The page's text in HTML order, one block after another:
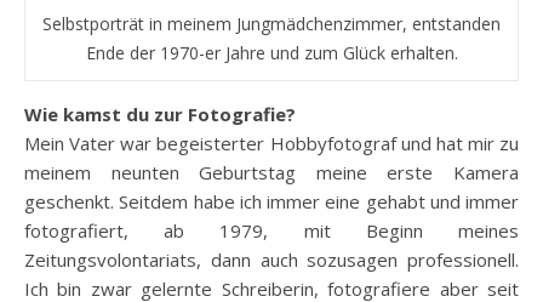
Selbstporträt in meinem Jungmädchenzimmer, entstanden
Ende der 1970-er Jahre und zum Glück erhalten.
Wie kamst du zur Fotografie?
Mein Vater war begeisterter Hobbyfotograf und hat mir zu
meinem neunten Geburtstag meine erste Kamera
geschenkt. Seitdem habe ich immer eine gehabt und immer
fotografiert, ab 1979, mit Beginn meines
Zeitungsvolontariats, dann auch sozusagen professionell.
Ich bin zwar gelernte Schreiberin, fotografiere aber seit